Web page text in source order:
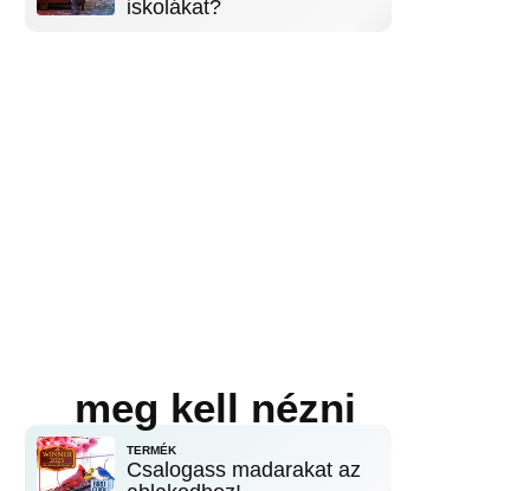
iskolákat?
meg kell nézni
TERMÉK
Csalogass madarakat az